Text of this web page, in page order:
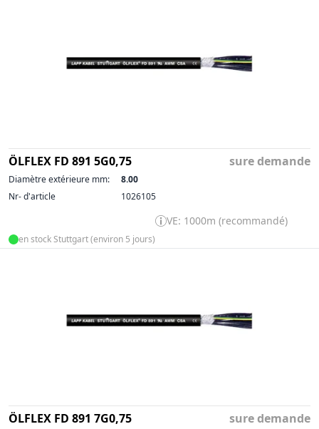
ÖLFLEX FD 891 5G0,75 sure demande
Diamètre extérieure mm:
8.00
Nr- d'article
1026105
VE: 1000m (recommandé)
en stock Stuttgart (environ 5 jours)
ÖLFLEX FD 891 7G0,75 sure demande